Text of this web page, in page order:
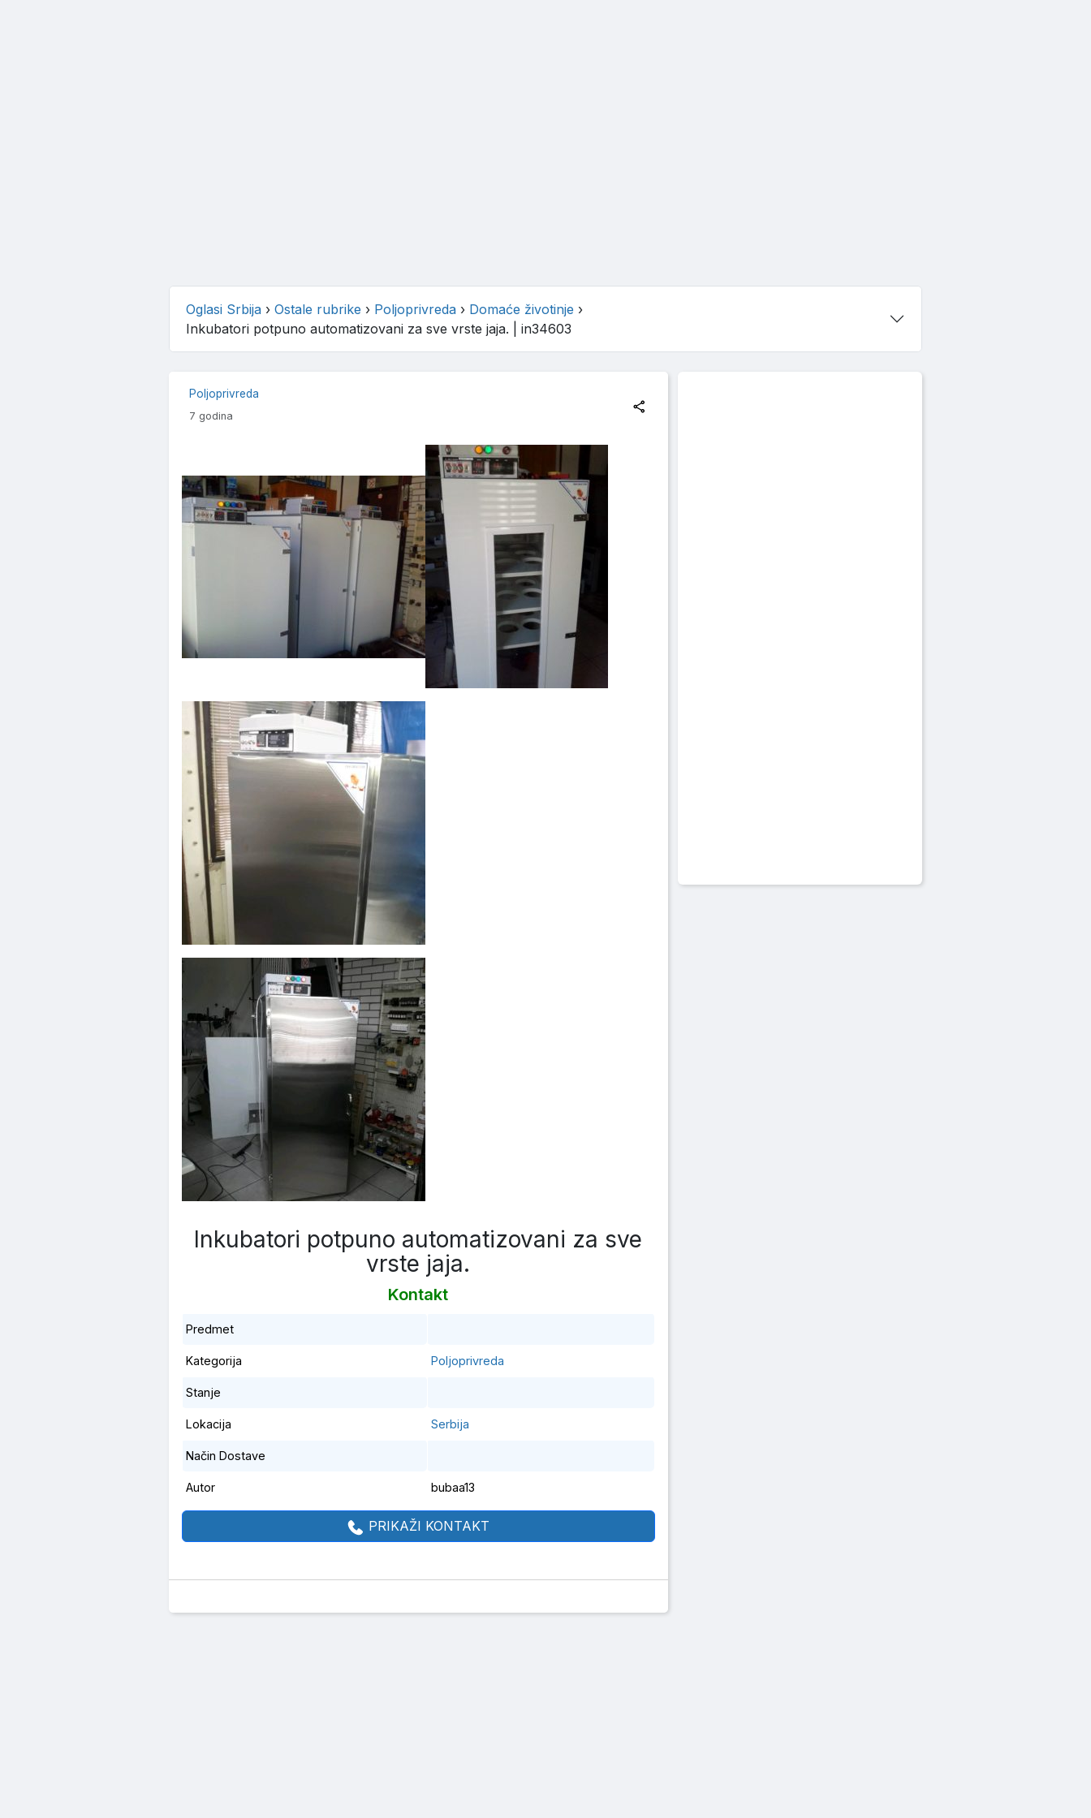
Oglasi Srbija› Ostale rubrike › Poljoprivreda› Domaće životinje ›
Inkubatori potpuno automatizovani za sve vrste jaja. | in34603
Poljoprivreda
7 godina
Inkubatori potpuno automatizovani za sve
vrste jaja.
Kontakt
Predmet
Kategorija Poljoprivreda
Stanje
Lokacija Serbija
Način Dostave
Autor bubaa13
PRIKAŽI KONTAKT